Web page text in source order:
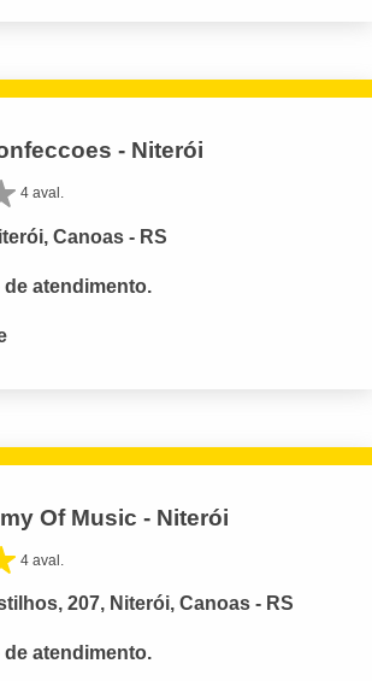
- Niterói
4 aval.
Canoas - RS
atendimento.
Of Music - Niterói
4 aval.
207, Niterói, Canoas - RS
atendimento.